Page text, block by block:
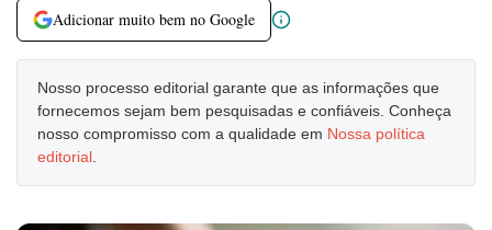
Adicionar muito bem no Google
Nosso processo editorial garante que as informações que
fornecemos sejam bem pesquisadas e confiáveis. Conheça
nosso compromisso com a qualidade em Nossa política
editorial